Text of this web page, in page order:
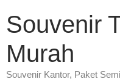
Souvenir
Murah
Souvenir Kantor, Paket